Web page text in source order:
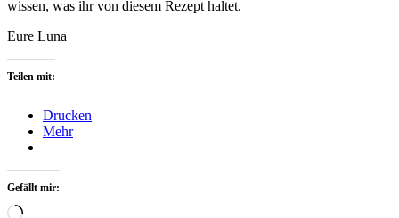
wissen, was ihr von diesem Rezept haltet.
Eure Luna
Teilen mit:
Drucken
Mehr
Gefällt mir:
Wird